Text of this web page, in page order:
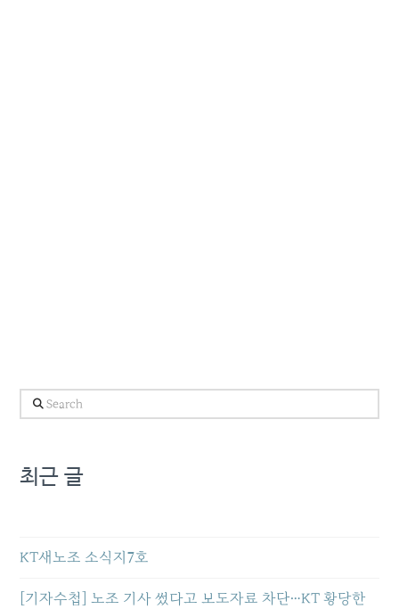
Search
최근 글
KT새노조 소식지7호
[기자수첩] 노조 기사 썼다고 보도자료 차단…KT 황당한